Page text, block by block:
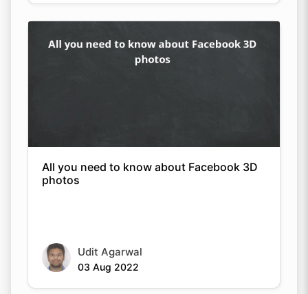
All you need to know about Facebook 3D
photos
Udit Agarwal
03 Aug 2022